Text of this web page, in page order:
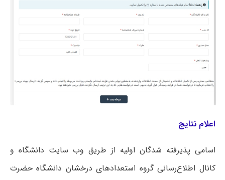
اعلام نتایج
اسامی پذیرفته شدگان اولیه از طریق وب سایت دانشگاه و
کانال اطلاع‌رسانی گروه استعدادهای درخشان دانشگاه حضرت